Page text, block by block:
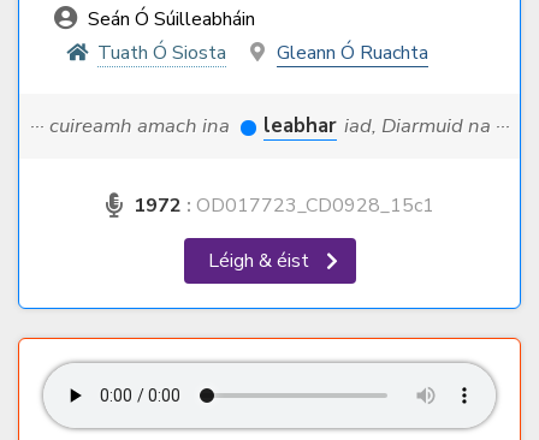
Seán Ó Súilleabháin
Tuath Ó Siosta
Gleann Ó Ruachta
··· cuireamh amach ina leabhar iad, Diarmuid na ···
1972 : OD017723_CD0928_15c1
Léigh & éist